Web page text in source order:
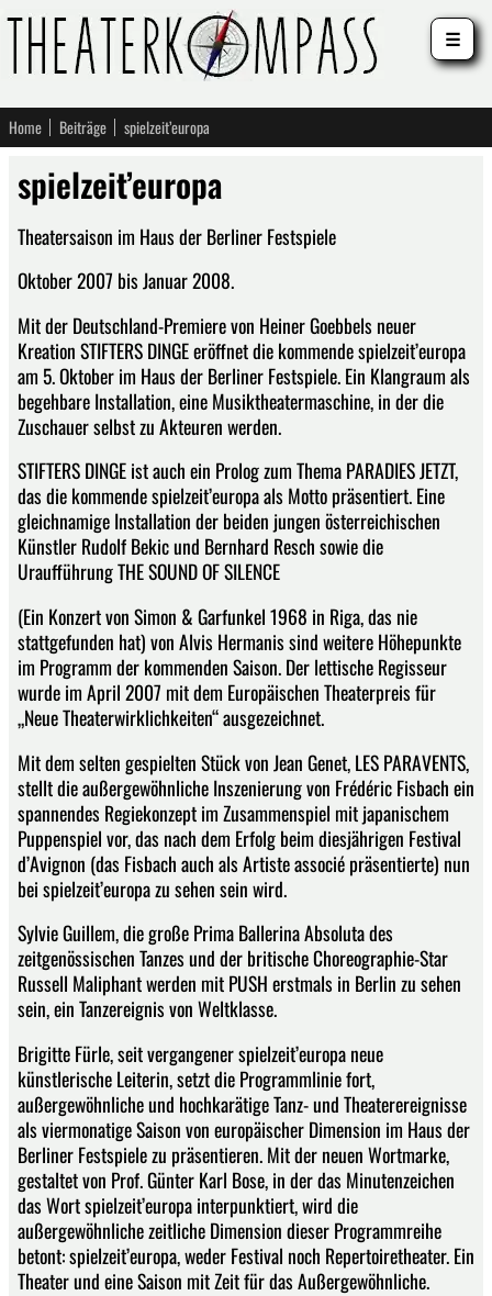
Home Beiträge spielzeit’europa
spielzeit’europa
Theatersaison im Haus der Berliner Festspiele
Oktober 2007 bis Januar 2008.
Mit der Deutschland-Premiere von Heiner Goebbels neuer
Kreation STIFTERS DINGE eröffnet die kommende spielzeit’europa
am 5. Oktober im Haus der Berliner Festspiele. Ein Klangraum als
begehbare Installation, eine Musiktheatermaschine, in der die
Zuschauer selbst zu Akteuren werden.
STIFTERS DINGE ist auch ein Prolog zum Thema PARADIES JETZT,
das die kommende spielzeit’europa als Motto präsentiert. Eine
gleichnamige Installation der beiden jungen österreichischen
Künstler Rudolf Bekic und Bernhard Resch sowie die
Uraufführung THE SOUND OF SILENCE
(Ein Konzert von Simon & Garfunkel 1968 in Riga, das nie
stattgefunden hat) von Alvis Hermanis sind weitere Höhepunkte
im Programm der kommenden Saison. Der lettische Regisseur
wurde im April 2007 mit dem Europäischen Theaterpreis für
„Neue Theaterwirklichkeiten“ ausgezeichnet.
Mit dem selten gespielten Stück von Jean Genet, LES PARAVENTS,
stellt die außergewöhnliche Inszenierung von Frédéric Fisbach ein
spannendes Regiekonzept im Zusammenspiel mit japanischem
Puppenspiel vor, das nach dem Erfolg beim diesjährigen Festival
d’Avignon (das Fisbach auch als Artiste associé präsentierte) nun
bei spielzeit’europa zu sehen sein wird.
Sylvie Guillem, die große Prima Ballerina Absoluta des
zeitgenössischen Tanzes und der britische Choreographie-Star
Russell Maliphant werden mit PUSH erstmals in Berlin zu sehen
sein, ein Tanzereignis von Weltklasse.
Brigitte Fürle, seit vergangener spielzeit’europa neue
künstlerische Leiterin, setzt die Programmlinie fort,
außergewöhnliche und hochkarätige Tanz- und Theaterereignisse
als viermonatige Saison von europäischer Dimension im Haus der
Berliner Festspiele zu präsentieren. Mit der neuen Wortmarke,
gestaltet von Prof. Günter Karl Bose, in der das Minutenzeichen
das Wort spielzeit’europa interpunktiert, wird die
außergewöhnliche zeitliche Dimension dieser Programmreihe
betont: spielzeit’europa, weder Festival noch Repertoiretheater. Ein
Theater und eine Saison mit Zeit für das Außergewöhnliche.
☰